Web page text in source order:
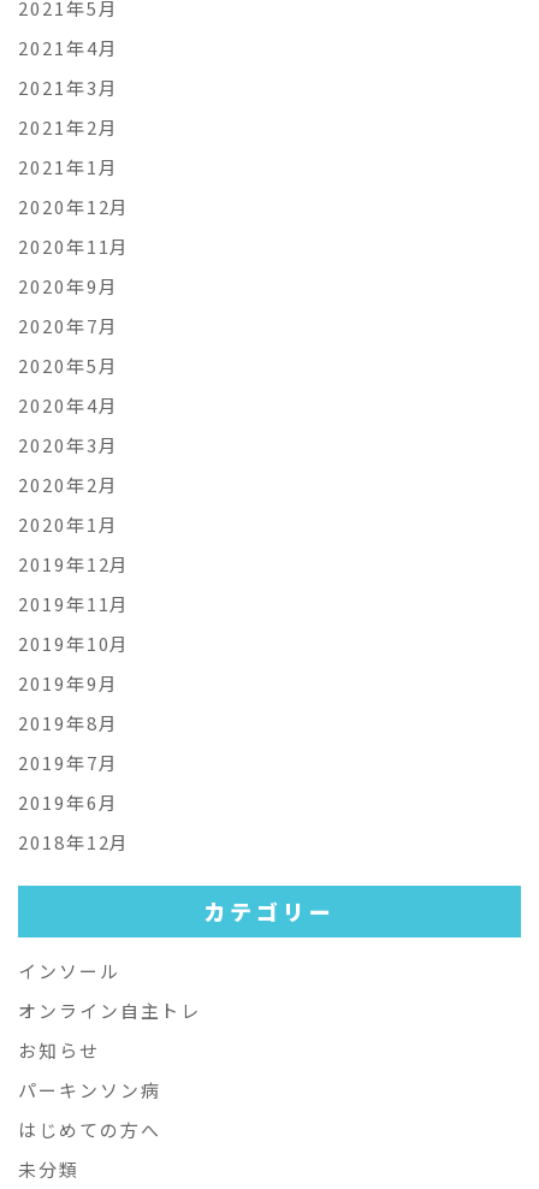
2021年5月
2021年4月
2021年3月
2021年2月
2021年1月
2020年12月
2020年11月
2020年9月
2020年7月
2020年5月
2020年4月
2020年3月
2020年2月
2020年1月
2019年12月
2019年11月
2019年10月
2019年9月
2019年8月
2019年7月
2019年6月
2018年12月
カテゴリー
インソール
オンライン自主トレ
お知らせ
パーキンソン病
はじめての方へ
未分類